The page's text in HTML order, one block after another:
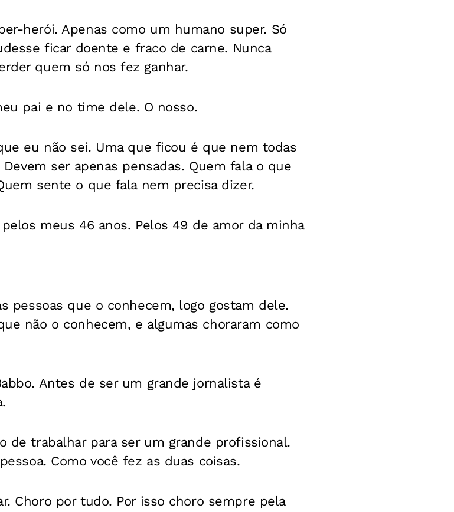
herói. Apenas como um humano super. Só
ficar doente e fraco de carne. Nunca
quem só nos fez ganhar.
pai e no time dele. O nosso.
eu não sei. Uma que ficou é que nem todas
ser apenas pensadas. Quem fala o que
sente o que fala nem precisa dizer.
meus 46 anos. Pelos 49 de amor da minha
pessoas que o conhecem, logo gostam dele.
não o conhecem, e algumas choraram como
Antes de ser um grande jornalista é
de trabalhar para ser um grande profissional.
Como você fez as duas coisas.
Choro por tudo. Por isso choro sempre pela